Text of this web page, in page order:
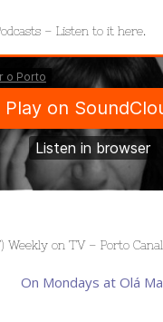
– Listen to it here.
Weekly on TV – Porto Canal